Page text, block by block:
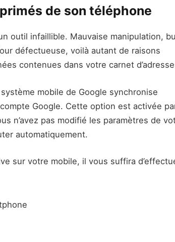
de son téléphone
outil infaillible. Mauvaise manipulation,
défectueuse, voilà autant de raisons
contenues dans votre carnet
mobile de Google synchronise
Google. Cette option est activée
n’avez pas modifié les paramètres de
automatiquement.
sur votre mobile, il vous suffira